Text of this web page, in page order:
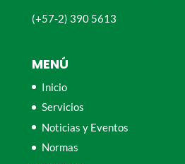
(+57-2) 390 5613
MENÚ
Inicio
Servicios
Noticias y Eventos
Normas